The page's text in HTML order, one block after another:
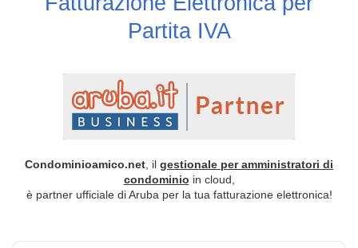
Partita IVA
Condominioamico.net , il gestionale per amministratori di
condominio in cloud,
è partner ufficiale di Aruba per la tua fatturazione elettronica!